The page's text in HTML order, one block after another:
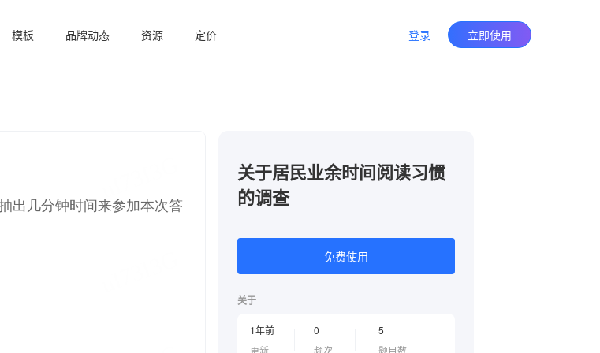
模板 品牌动态 资源 定价 登录 立即使用
关于居民业余时间阅读习惯
的调查
免费使用
关于
1年前
更新
0
频次
5
题目数